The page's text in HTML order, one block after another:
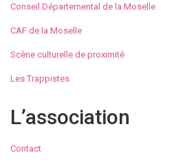
Conseil Départemental de la Moselle
CAF de la Moselle
Scène culturelle de proximité
Les Trappistes
L’association
Contact